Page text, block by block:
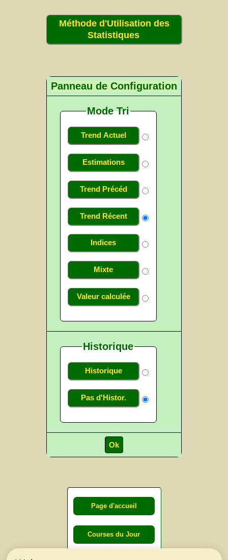
Méthode d'Utilisation des
Statistiques
Panneau de Configuration
Mode Tri
Trend Actuel
Estimations
Trend Précéd
Trend Récent
Indices
Mixte
Valeur calculée
Historique
Historique
Pas d'Histor.
Page d'accueil
Courses du Jour